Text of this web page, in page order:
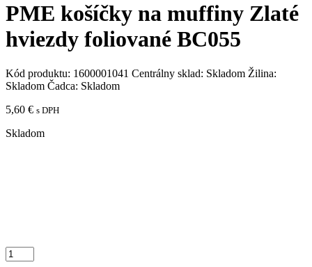
PME košíčky na muffiny Zlaté
hviezdy foliované BC055
Kód produktu: 1600001041 Centrálny sklad: Skladom Žilina:
Skladom Čadca: Skladom
5,60 € s DPH
Skladom